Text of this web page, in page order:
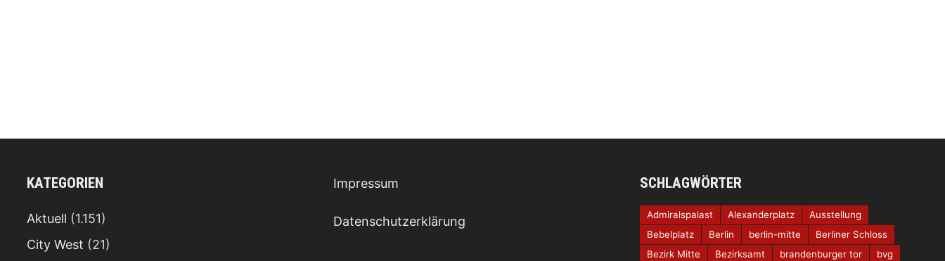
KATEGORIEN
Aktuell (1.151)
City West (21)
Impressum
Datenschutzerklärung
SCHLAGWÖRTER
Admiralspalast Alexanderplatz
Ausstellung
Bebelplatz
Berlin berlin-mitte
Berliner Schloss
Bezirk Mitte
Bezirksamt brandenburger tor
bvg